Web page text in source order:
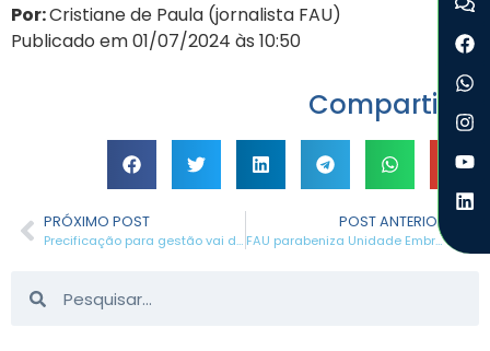
Por:Cristiane de Paula (jornalista FAU)
Publicado em 01/07/2024 às 10:50
Compartilhe
PRÓXIMO POST
Precificação para gestão vai de valor e duração dos projetos, a subsídios para os de menor aporte financeiro
POST ANTERIOR
FAU parabeniza Unidade Embrapii FEMEC UFU, instalada na Universidade Federal de Uberlândia